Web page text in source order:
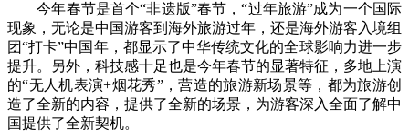
今年春节是首个“非遗版”春节，“过年旅游”成为一个国际
现象，无论是中国游客到海外旅游过年，还是海外游客入境组
团“打卡”中国年，都显示了中华传统文化的全球影响力进一步
提升。另外，科技感十足也是今年春节的显著特征，多地上演
的“无人机表演+烟花秀”，营造的旅游新场景等，都为旅游创
造了全新的内容，提供了全新的场景，为游客深入全面了解中
国提供了全新契机。